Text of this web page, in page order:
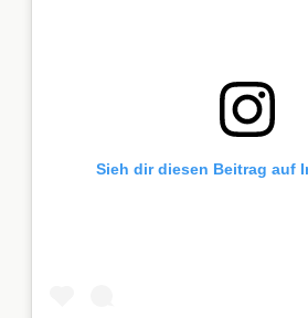
Sieh dir diesen Beitrag auf